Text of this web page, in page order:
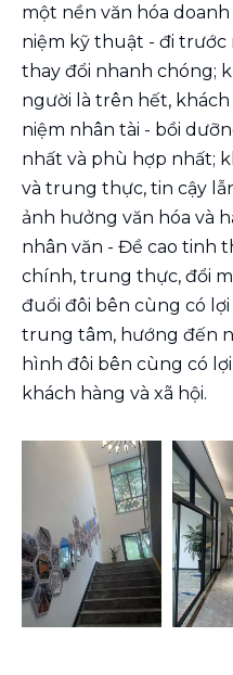
một nền văn hóa
niệm kỹ thuật - đi
thay đổi nhanh chóng;
người là trên hết,
niệm nhân tài - bồi
nhất và phù hợp nhất;
và trung thực, tin cậy
ảnh hưởng văn hóa và
nhân văn - Đề cao tinh
chính, trung thực, đổi
đuổi đôi bên cùng có
trung tâm, hướng đến
hình đôi bên cùng có
khách hàng và xã hội.